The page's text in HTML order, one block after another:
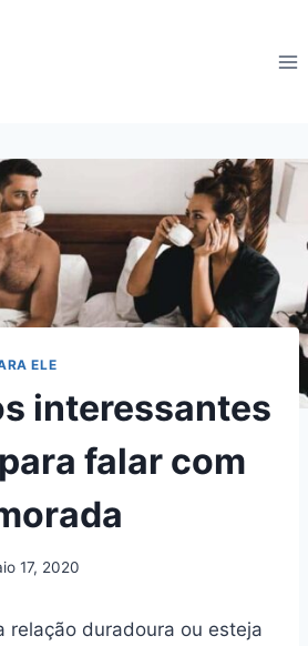
ELE
interessantes
falar com
17, 2020
relação duradoura ou esteja